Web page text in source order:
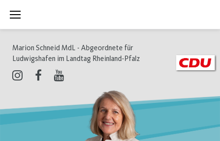
Inhalt
Marion Schneid MdL - Abgeordnete für
Ludwigshafen im Landtag Rheinland-Pfalz